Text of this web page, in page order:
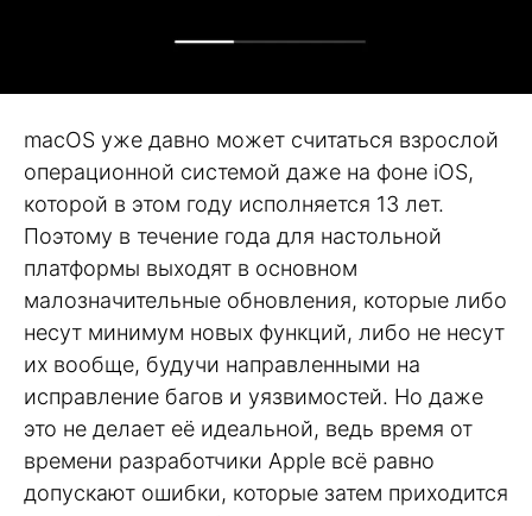
macOS уже давно может считаться взрослой
операционной системой даже на фоне iOS,
которой в этом году исполняется 13 лет.
Поэтому в течение года для настольной
платформы выходят в основном
малозначительные обновления, которые либо
несут минимум новых функций, либо не несут
их вообще, будучи направленными на
исправление багов и уязвимостей. Но даже
это не делает её идеальной, ведь время от
времени разработчики Apple всё равно
допускают ошибки, которые затем приходится